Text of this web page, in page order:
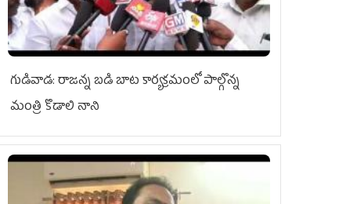
గుడివాడ: రాజన్న బడి బాట కార్యక్రమంలో పాల్గొన్న
మంత్రి కొడాలి నాని